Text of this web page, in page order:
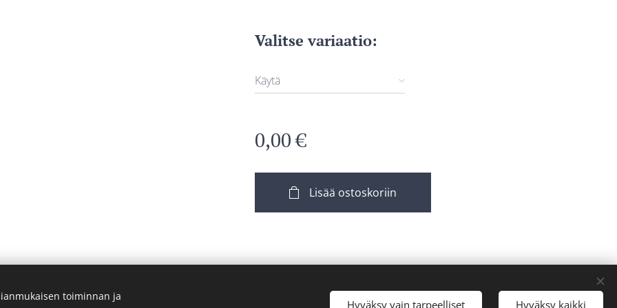
Valitse variaatio:
Käytä
0,00€
Lisää ostoskoriin
toiminnan ja
Hyväksy vain tarpeelliset Hyväksy kaikki